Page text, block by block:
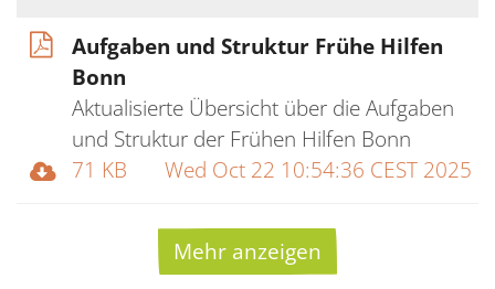
Aufgaben und Struktur Frühe Hilfen
Bonn
Aktualisierte Übersicht über die Aufgaben
und Struktur der Frühen Hilfen Bonn
71 KB
Wed Oct 22 10:54:36 CEST 2025
Mehr anzeigen